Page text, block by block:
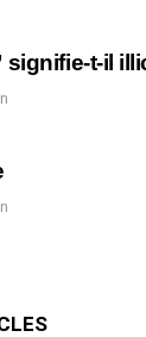
signifie-t-il